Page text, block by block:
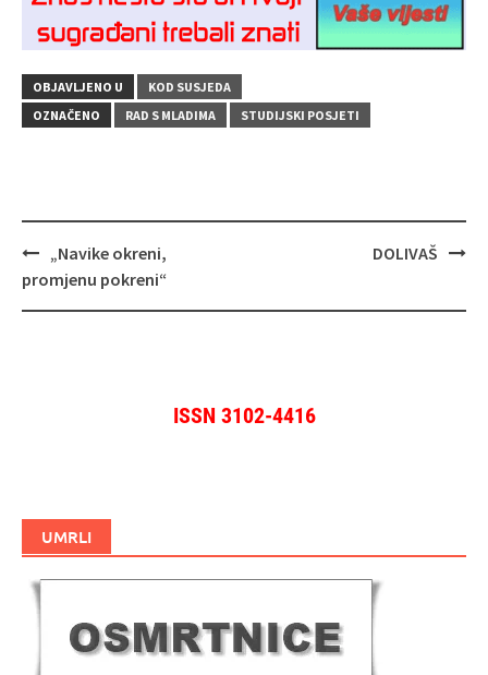
OBJAVLJENO U
KOD SUSJEDA
OZNAČENO
RAD S MLADIMA STUDIJSKI POSJETI
Navigacija
objava
„Navike okreni,
promjenu pokreni“
DOLIVAŠ
ISSN 3102-4416
UMRLI